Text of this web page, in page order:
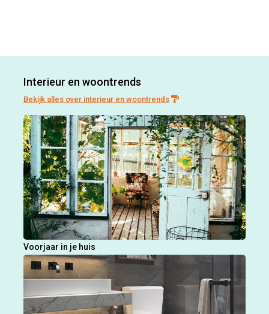
Interieur en woontrends
Bekijk alles over interieur en woontrends
Voorjaar in je huis